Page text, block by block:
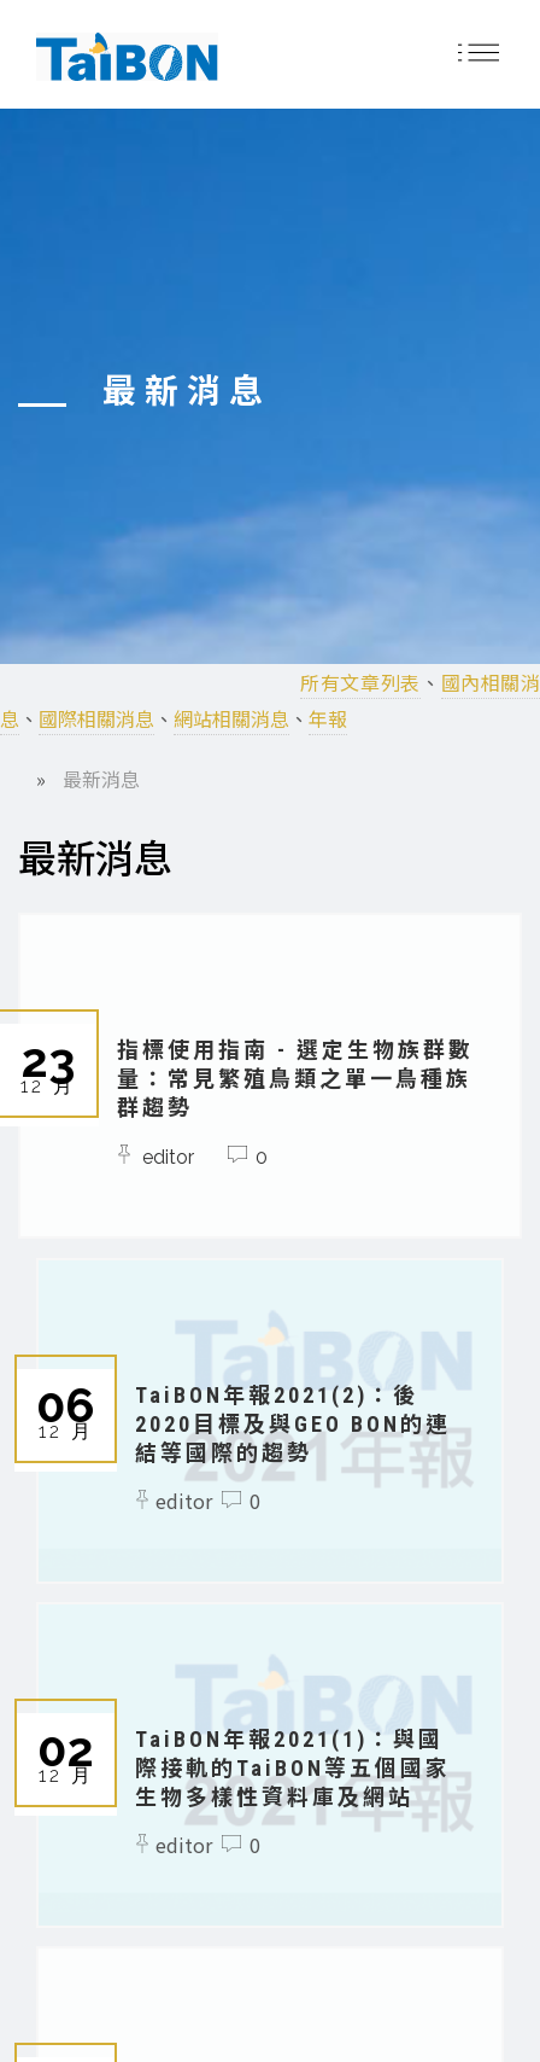
最新消息
所有文章列表 、 國內相關消
息 、 國際相關消息 、 網站相關消息 、 年報
導
航
結
最新消息
最新消息
23
12 月
指標使用指南 - 選定生物族群數
量：常見繁殖鳥類之單一鳥種族
群趨勢
editor 0
06
12 月
TaiBON年報2021(2)：後
2020目標及與GEO BON的連
結等國際的趨勢
editor 0
02
12 月
TaiBON年報2021(1)：與國
際接軌的TaiBON等五個國家
生物多樣性資料庫及網站
editor 0